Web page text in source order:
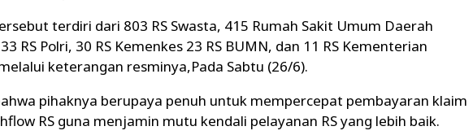
terdiri dari 803 RS Swasta, 415 Rumah Sakit Umum Daerah
RS Polri, 30 RS Kemenkes 23 RS BUMN, dan 11 RS Kementerian
keterangan resminya,Pada Sabtu (26/6).
pihaknya berupaya penuh untuk mempercepat pembayaran klaim
RS guna menjamin mutu kendali pelayanan RS yang lebih baik.